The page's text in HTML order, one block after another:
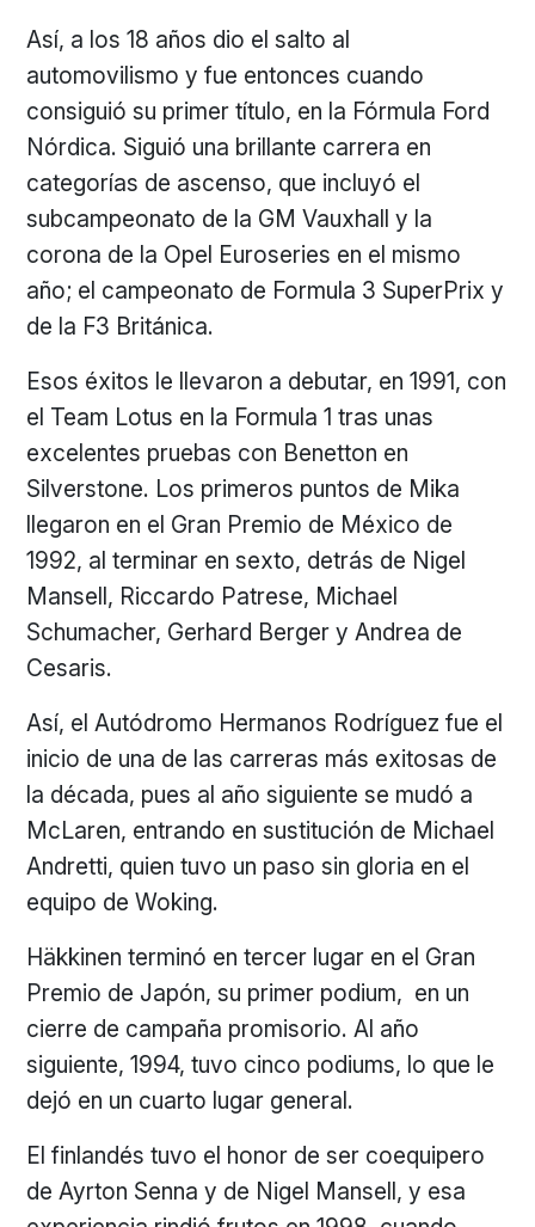
Así, a los 18 años dio el salto al
automovilismo y fue entonces cuando
consiguió su primer título, en la Fórmula Ford
Nórdica. Siguió una brillante carrera en
categorías de ascenso, que incluyó el
subcampeonato de la GM Vauxhall y la
corona de la Opel Euroseries en el mismo
año; el campeonato de Formula 3 SuperPrix y
de la F3 Británica.
Esos éxitos le llevaron a debutar, en 1991, con
el Team Lotus en la Formula 1 tras unas
excelentes pruebas con Benetton en
Silverstone. Los primeros puntos de Mika
llegaron en el Gran Premio de México de
1992, al terminar en sexto, detrás de Nigel
Mansell, Riccardo Patrese, Michael
Schumacher, Gerhard Berger y Andrea de
Cesaris.
Así, el Autódromo Hermanos Rodríguez fue el
inicio de una de las carreras más exitosas de
la década, pues al año siguiente se mudó a
McLaren, entrando en sustitución de Michael
Andretti, quien tuvo un paso sin gloria en el
equipo de Woking.
Häkkinen terminó en tercer lugar en el Gran
Premio de Japón, su primer podium, en un
cierre de campaña promisorio. Al año
siguiente, 1994, tuvo cinco podiums, lo que le
dejó en un cuarto lugar general.
El finlandés tuvo el honor de ser coequipero
de Ayrton Senna y de Nigel Mansell, y esa